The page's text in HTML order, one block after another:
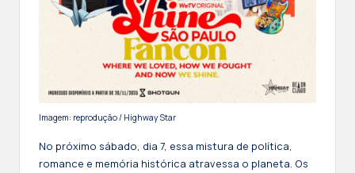
Imagem: reprodução / Highway Star
No próximo sábado, dia 7, essa mistura de política,
romance e memória histórica atravessa o planeta. Os